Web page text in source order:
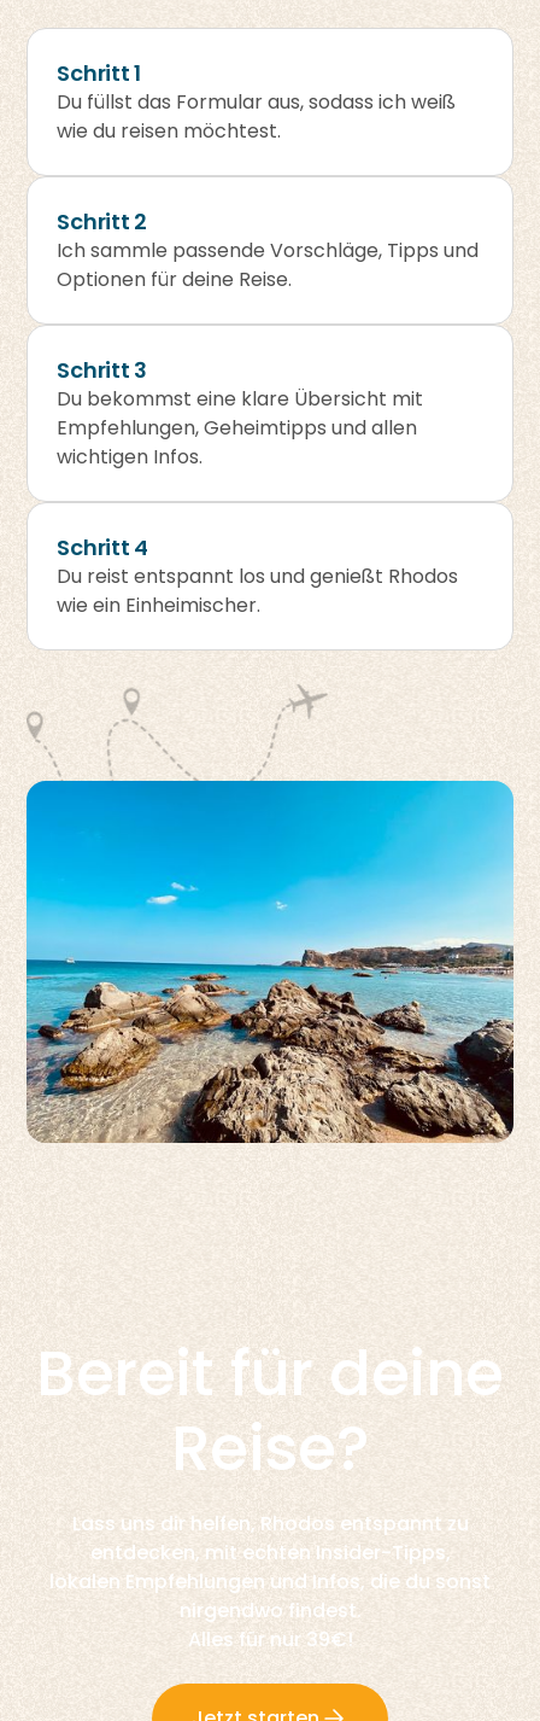
Schritt 1
Du füllst das Formular aus, sodass ich weiß
wie du reisen möchtest.
Schritt 2
Ich sammle passende Vorschläge, Tipps und
Optionen für deine Reise.
Schritt 3
Du bekommst eine klare Übersicht mit
Empfehlungen, Geheimtipps und allen
wichtigen Infos.
Schritt 4
Du reist entspannt los und genießt Rhodos
wie ein Einheimischer.
Bereit für deine
Reise?
Lass uns dir helfen, Rhodos entspannt zu
entdecken, mit echten Insider-Tipps,
lokalen Empfehlungen und Infos, die du sonst
nirgendwo findest.
Alles für nur 39€!